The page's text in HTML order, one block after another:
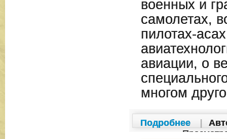
военных и
самолетах,
пилотах-
авиации, о
многом
Подробнее